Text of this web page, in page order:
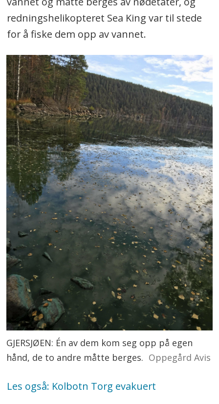
redningshelikopteret Sea King var til stede
for å fiske dem opp av vannet.
GJERSJØEN: Én av dem kom seg opp på egen
hånd, de to andre måtte berges. Oppegård Avis
Les også: Kolbotn Torg evakuert